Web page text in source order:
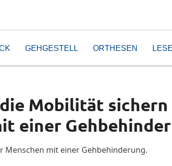
GEHGESTELL ORTHESEN
Mobilität
einer